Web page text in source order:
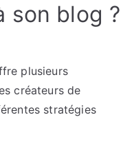
son blog ?
plusieurs
créateurs de
stratégies